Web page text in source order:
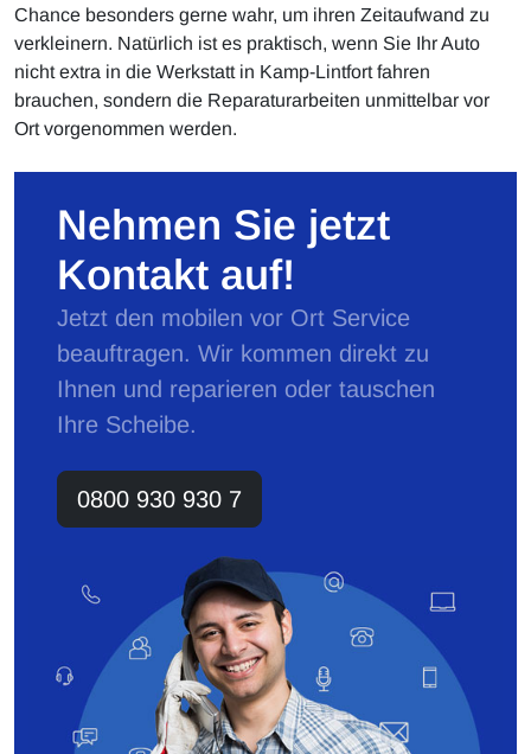
Chance besonders gerne wahr, um ihren Zeitaufwand zu
verkleinern. Natürlich ist es praktisch, wenn Sie Ihr Auto
nicht extra in die Werkstatt in Kamp-Lintfort fahren
brauchen, sondern die Reparaturarbeiten unmittelbar vor
Ort vorgenommen werden.
Nehmen Sie jetzt
Kontakt auf!
Jetzt den mobilen vor Ort Service
beauftragen. Wir kommen direkt zu
Ihnen und reparieren oder tauschen
Ihre Scheibe.
0800 930 930 7